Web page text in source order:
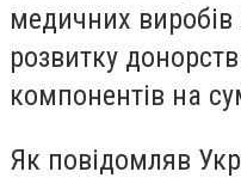
медичних
розвитку
компонентів на
Як повідомляв